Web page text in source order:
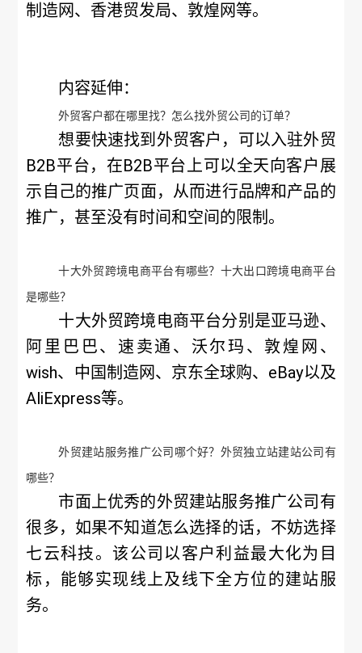
制造网、香港贸发局、敦煌网等。
内容延伸：
外贸客户都在哪里找？怎么找外贸公司的订单？
想要快速找到外贸客户，可以入驻外贸
B2B平台，在B2B平台上可以全天向客户展
示自己的推广页面，从而进行品牌和产品的
推广，甚至没有时间和空间的限制。
十大外贸跨境电商平台有哪些？十大出口跨境电商平台
是哪些？
十大外贸跨境电商平台分别是亚马逊、
阿里巴巴、速卖通、沃尔玛、敦煌网、
wish、中国制造网、京东全球购、eBay以及
AliExpress等。
外贸建站服务推广公司哪个好？外贸独立站建站公司有
哪些？
市面上优秀的外贸建站服务推广公司有
很多，如果不知道怎么选择的话，不妨选择
七云科技。该公司以客户利益最大化为目
标，能够实现线上及线下全方位的建站服
务。